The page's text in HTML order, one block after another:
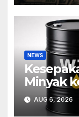
NEWS
Minyak
Sebulan
AUG 6, 2026